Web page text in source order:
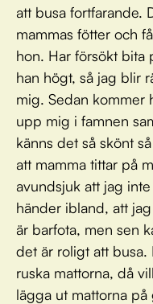
att busa fortfarande.
mammas fötter och
hon. Har försökt bita
han högt, så jag blir
mig. Sedan kommer
upp mig i famnen
känns det så skönt
att mamma tittar på
avundsjuk att jag
händer ibland, att
är barfota, men sen
det är roligt att busa.
ruska mattorna, då
lägga ut mattorna